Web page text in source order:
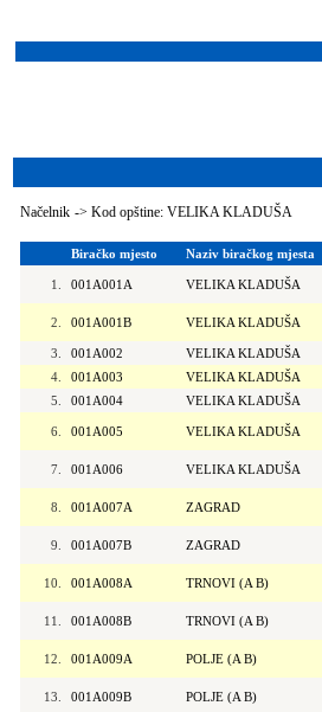
Načelnik -> Kod opštine: VELIKA KLADUŠA
Biračko mjesto Naziv biračkog mjesta
1. 001A001A VELIKA KLADUŠA
2. 001A001B VELIKA KLADUŠA
3.
001A002 VELIKA KLADUŠA
4.
001A003 VELIKA KLADUŠA
5.
001A004 VELIKA KLADUŠA
6. 001A005 VELIKA KLADUŠA
7. 001A006 VELIKA KLADUŠA
8. 001A007A ZAGRAD
9. 001A007B ZAGRAD
10. 001A008A TRNOVI (A B)
11. 001A008B TRNOVI (A B)
12. 001A009A POLJE (A B)
13. 001A009B POLJE (A B)